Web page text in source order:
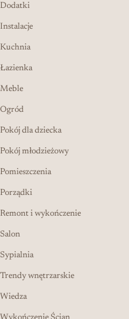
Dodatki
Instalacje
Kuchnia
Łazienka
Meble
Ogród
Pokój dla dziecka
Pokój młodzieżowy
Pomieszczenia
Porządki
Remont i wykończenie
Salon
Sypialnia
Trendy wnętrzarskie
Wiedza